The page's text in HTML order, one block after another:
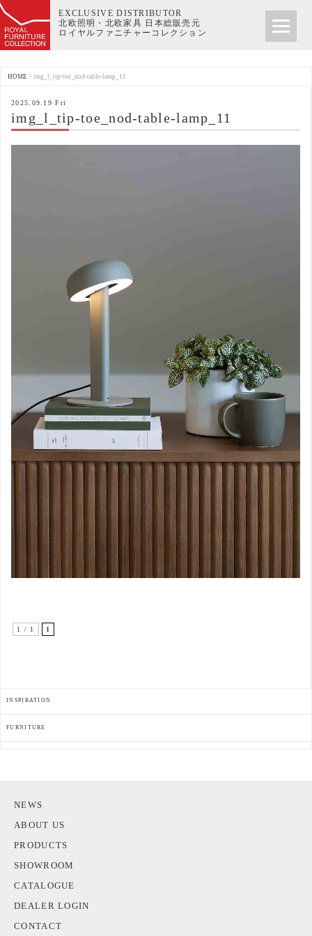
EXCLUSIVE DISTRIBUTOR
北欧照明・北欧家具 日本総販売元
ロイヤルファニチャーコレクション
HOME > img_l_tip-toe_nod-table-lamp_11
2025.09.19 Fri
img_l_tip-toe_nod-table-lamp_11
1 / 1 1
INSPIRATION
FURNITURE
NEWS
ABOUT US
PRODUCTS
SHOWROOM
CATALOGUE
DEALER LOGIN
CONTACT